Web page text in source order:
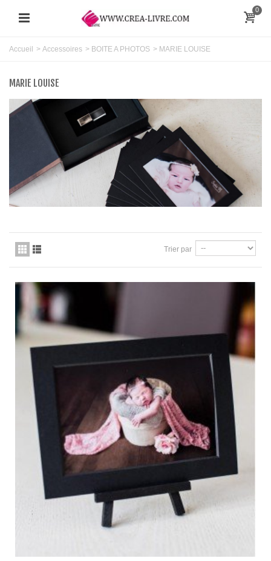
0
Accueil > Accessoires > BOITE A PHOTOS > MARIE LOUISE
MARIE LOUISE
Trier par